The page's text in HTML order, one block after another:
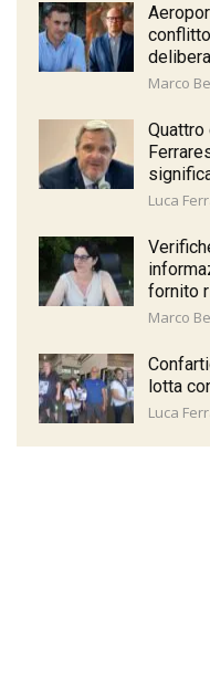
Marco
Luca
fornito
Marco
lotta
Luca